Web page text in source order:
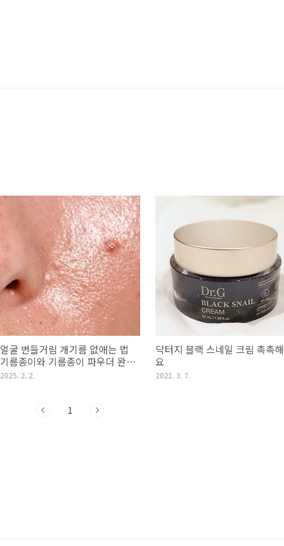
얼굴 번들거림 개기름 없애는 법
기름종이와 기름종이 파우더 완벽
비교
2025. 2. 2.
닥터지 블랙 스네일 크림 촉촉해
요
2021. 3. 7.
1